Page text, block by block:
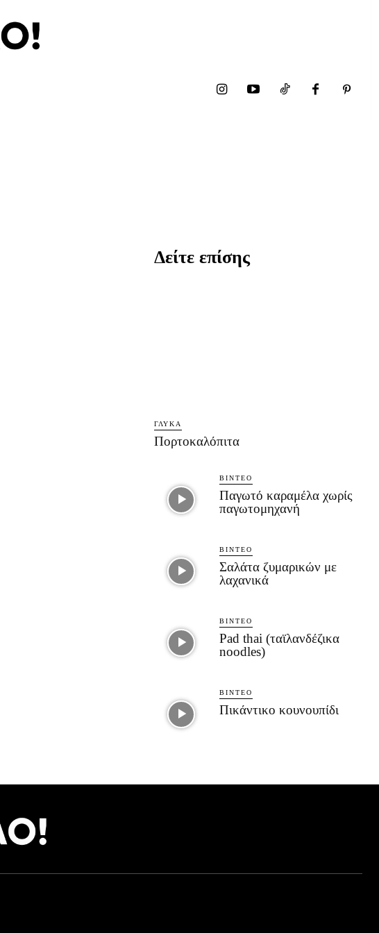
Δείτε επίσης
ΓΛΥΚΆ
Πορτοκαλόπιτα
ΒΊΝΤΕΟ
Παγωτό καραμέλα χωρίς
παγωτομηχανή
ΒΊΝΤΕΟ
Σαλάτα ζυμαρικών με
λαχανικά
ΒΊΝΤΕΟ
Pad thai (ταϊλανδέζικα
noodles)
ΒΊΝΤΕΟ
Πικάντικο κουνουπίδι